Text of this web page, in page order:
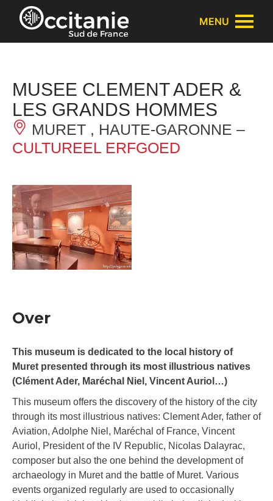
Cookies beheer paneel
MENU
MUSEE CLEMENT ADER &
LES GRANDS HOMMES
MURET , HAUTE-GARONNE –
CULTUREEL ERFGOED
Over
This museum is dedicated to the local history of
Muret presented through its most illustrious natives
(Clément Ader, Maréchal Niel, Vincent Auriol…)
This museum offers the discovery of the history of the city
through its most illustrious natives: Clement Ader, father of
Aviation, Adolphe Niel, Maréchal of France, Vincent
Auriol, President of the IV Republic, Nicolas Dalayrac,
composer but also the one behind the development of
archaeology in Muret and the battle of Muret. Various
events organized regularly are used to occasionally